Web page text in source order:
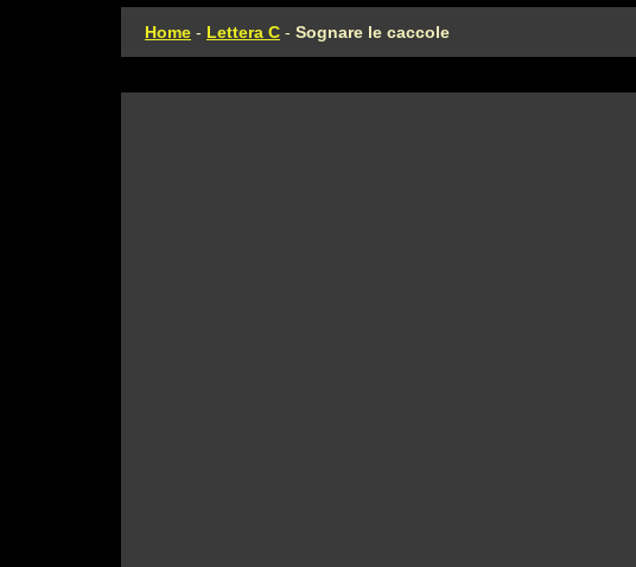
Home - Lettera C - Sognare le caccole